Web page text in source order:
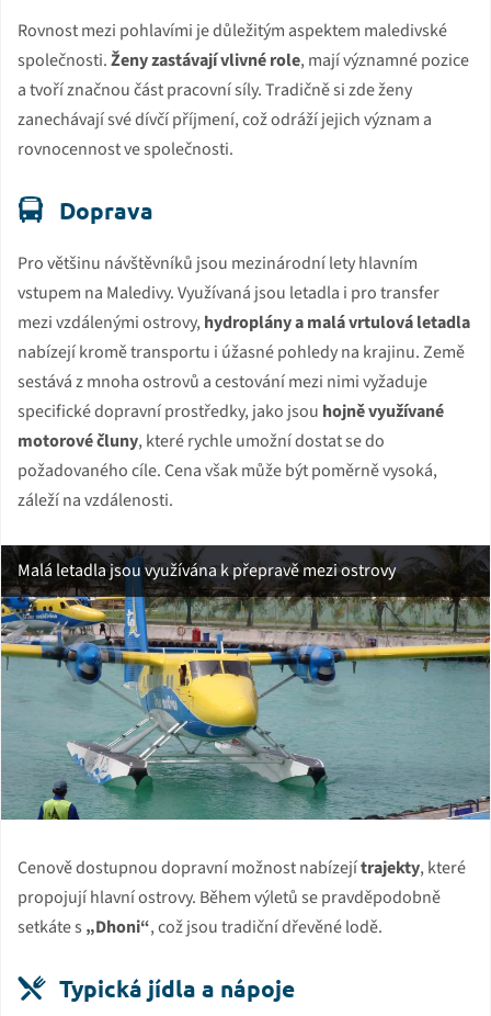
Rovnost mezi pohlavími je důležitým aspektem maledivské
společnosti.Ženy zastávají vlivné role, mají významné pozice
a tvoří značnou část pracovní síly. Tradičně si zde ženy
zanechávají své dívčí příjmení, což odráží jejich význam a
rovnocennost ve společnosti.
Doprava
Pro většinu návštěvníků jsou mezinárodní lety hlavním
vstupem na Maledivy. Využívaná jsou letadla i pro transfer
mezi vzdálenými ostrovy, hydroplány a malá vrtulová letadla
nabízejí kromě transportu i úžasné pohledy na krajinu. Země
sestává z mnoha ostrovů a cestování mezi nimi vyžaduje
specifické dopravní prostředky, jako jsou hojně využívané
motorové čluny, které rychle umožní dostat se do
požadovaného cíle. Cena však může být poměrně vysoká,
záleží na vzdálenosti.
Malá letadla jsou využívána k přepravě mezi ostrovy
Cenově dostupnou dopravní možnost nabízejítrajekty, které
propojují hlavní ostrovy. Během výletů se pravděpodobně
setkáte s „Dhoni“, což jsou tradiční dřevěné lodě.
Typická jídla a nápoje